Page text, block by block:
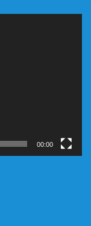
00:00